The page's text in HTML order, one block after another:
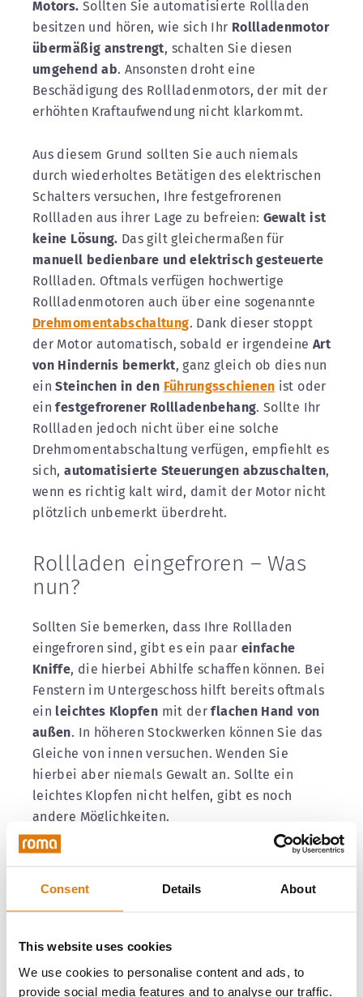
Consent Details About
This website uses cookies
We use cookies to personalise content and ads, to
provide social media features and to analyse our traffic.
Motors. Sollten Sie automatisierte Rollladen
besitzen und hören, wie sich Ihr Rollladenmotor
übermäßig anstrengt, schalten Sie diesen
umgehend ab. Ansonsten droht eine
Beschädigung des Rollladenmotors, der mit der
erhöhten Kraftaufwendung nicht klarkommt.
Aus diesem Grund sollten Sie auch niemals
durch wiederholtes Betätigen des elektrischen
Schalters versuchen, Ihre festgefrorenen
Rollladen aus ihrer Lage zu befreien: Gewalt ist
keine Lösung. Das gilt gleichermaßen für
manuell bedienbare und elektrisch gesteuerte
Rollladen. Oftmals verfügen hochwertige
Rollladenmotoren auch über eine sogenannte
Drehmomentabschaltung. Dank dieser stoppt
der Motor automatisch, sobald er irgendeine Art
von Hindernis bemerkt, ganz gleich ob dies nun
einSteinchen in den Führungsschienen ist oder
einfestgefrorener Rollladenbehang. Sollte Ihr
Rollladen jedoch nicht über eine solche
Drehmomentabschaltung verfügen, empfiehlt es
sich,automatisierte Steuerungen abzuschalten,
wenn es richtig kalt wird, damit der Motor nicht
plötzlich unbemerkt überdreht.
Rollladen eingefroren – Was
nun?
Sollten Sie bemerken, dass Ihre Rollladen
eingefroren sind, gibt es ein paar einfache
Kniffe, die hierbei Abhilfe schaffen können. Bei
Fenstern im Untergeschoss hilft bereits oftmals
ein leichtes Klopfen mit derflachen Hand von
außen. In höheren Stockwerken können Sie das
Gleiche von innen versuchen. Wenden Sie
hierbei aber niemals Gewalt an. Sollte ein
leichtes Klopfen nicht helfen, gibt es noch
andere Möglichkeiten.
Fenster
bewegen lassen. Lassen Sie also zunächst das
Fenster für eine Weile offen
klopfen
und an
leicht gegen die Lamellen . Meistens hat